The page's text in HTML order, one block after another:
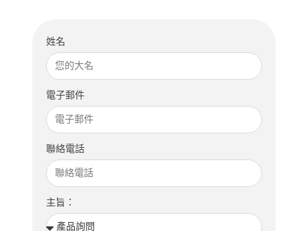
姓名
電子郵件
聯絡電話
主旨：